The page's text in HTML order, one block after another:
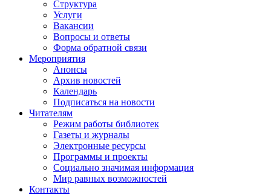
Структура
Услуги
Вакансии
Вопросы и ответы
Форма обратной связи
Мероприятия
Анонсы
Архив новостей
Календарь
Подписаться на новости
Читателям
Режим работы библиотек
Газеты и журналы
Электронные ресурсы
Программы и проекты
Социально значимая информация
Мир равных возможностей
Контакты